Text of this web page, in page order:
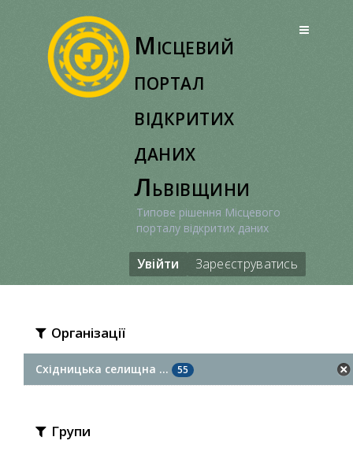
Місцевий
портал
відкритих
даних
Львівщини
Типове рішення Місцевого
порталу відкритих даних
Увійти Зареєструватись
Організації
Східницька селищна ... 55
Групи